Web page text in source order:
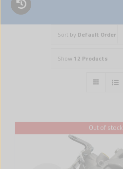
Sort by Default Order
Show 12 Products
Out of stock